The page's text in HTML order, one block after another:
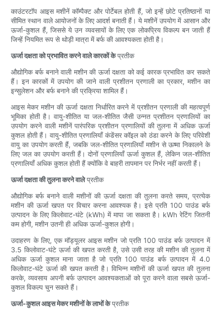
काउंटरटॉप आइस मशीनें कॉम्पैक्ट और पोर्टेबल होती हैं, जो इन्हें छोटे प्रतिष्ठानों या
सीमित स्थान वाले आयोजनों के लिए आदर्श बनाती हैं। ये मशीनें उपयोग में आसान और
ऊर्जा-कुशल हैं, जिससे ये उन व्यवसायों के लिए एक लोकप्रिय विकल्प बन जाती हैं
जिन्हें नियमित रूप से थोड़ी मात्रा में बर्फ की आवश्यकता होती है।
ऊर्जा दक्षता को प्रभावित करने वाले कारकों केप्रतीक
औद्योगिक बर्फ बनाने वाली मशीन की ऊर्जा दक्षता को कई कारक प्रभावित कर सकते
हैं। इन कारकों में उपयोग की जाने वाली प्रशीतन प्रणाली का प्रकार, मशीन का
इन्सुलेशन और बर्फ बनाने की प्रक्रिया शामिल हैं।
आइस मेकर मशीन की ऊर्जा दक्षता निर्धारित करने में प्रशीतन प्रणाली की महत्वपूर्ण
भूमिका होती है। वायु-शीतित या जल-शीतित जैसी उन्नत प्रशीतन प्रणालियों का
उपयोग करने वाली मशीनें पारंपरिक प्रशीतन प्रणालियों की तुलना में अधिक ऊर्जा
कुशल होती हैं। वायु-शीतित प्रणालियाँ कंडेंसर कॉइल को ठंडा करने के लिए परिवेशी
वायु का उपयोग करती हैं, जबकि जल-शीतित प्रणालियाँ मशीन से ऊष्मा निकालने के
लिए जल का उपयोग करती हैं। दोनों प्रणालियाँ ऊर्जा कुशल हैं, लेकिन जल-शीतित
प्रणालियाँ अधिक कुशल होती हैं क्योंकि वे बाहरी तापमान पर निर्भर नहीं करती हैं।
ऊर्जा दक्षता की तुलना करने वालेप्रतीक
औद्योगिक बर्फ बनाने वाली मशीनों की ऊर्जा दक्षता की तुलना करते समय, प्रत्येक
मशीन की ऊर्जा खपत पर विचार करना आवश्यक है। इसे प्रति 100 पाउंड बर्फ
उत्पादन के लिए किलोवाट-घंटे (kWh) में मापा जा सकता है। kWh रेटिंग जितनी
कम होगी, मशीन उतनी ही अधिक ऊर्जा-कुशल होगी।
उदाहरण के लिए, एक मॉड्यूलर आइस मशीन जो प्रति 100 पाउंड बर्फ उत्पादन में
3.5 किलोवाट-घंटे ऊर्जा की खपत करती है, उसे उसी तरह की मशीन की तुलना में
अधिक ऊर्जा कुशल माना जाता है जो प्रति 100 पाउंड बर्फ उत्पादन में 4.0
किलोवाट-घंटे ऊर्जा की खपत करती है। विभिन्न मशीनों की ऊर्जा खपत की तुलना
करके, व्यवसाय अपनी बर्फ उत्पादन आवश्यकताओं को पूरा करने वाला सबसे ऊर्जा-
कुशल विकल्प चुन सकते हैं।
ऊर्जा-कुशल आइस मेकर मशीनों के लाभों केप्रतीक